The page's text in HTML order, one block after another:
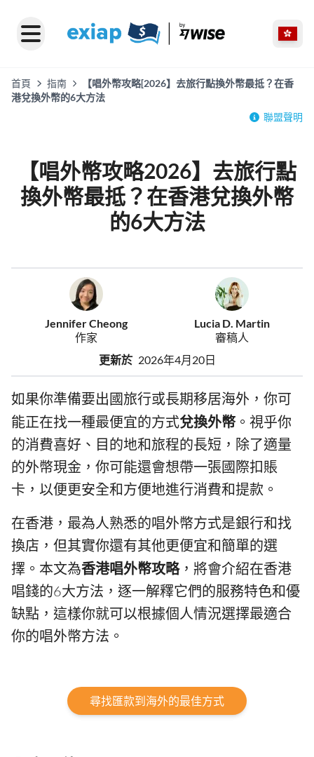
首頁 指南
【唱外幣攻略[2026】去旅行點換外幣最抵？在香
港兌換外幣的6大方法
聯盟聲明
【唱外幣攻略2026】去旅行點
換外幣最抵？在香港兌換外幣
的6大方法
Jennifer Cheong
作家
Lucia D. Martin
審稿人
更新於 2026年4月20日
如果你準備要出國旅行或長期移居海外，你可
能正在找一種最便宜的方式兌換外幣。視乎你
的消費喜好、目的地和旅程的長短，除了適量
的外幣現金，你可能還會想帶一張國際扣賬
卡，以便更安全和方便地進行消費和提款。
在香港，最為人熟悉的唱外幣方式是銀行和找
換店，但其實你還有其他更便宜和簡單的選
擇。本文為香港唱外幣攻略，將會介紹在香港
唱錢的6大方法，逐一解釋它們的服務特色和優
缺點，這樣你就可以根據個人情況選擇最適合
你的唱外幣方法。
尋找匯款到海外的最佳方式